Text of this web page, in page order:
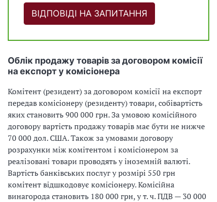
ВІДПОВІДІ НА ЗАПИТАННЯ
Облік продажу товарів за договором комісії
на експорт у комісіонера
Комітент (резидент) за договором комісії на експорт
передав комісіонеру (резиденту) товари, собівартість
яких становить 900 000 грн. За умовою комісійного
договору вартість продажу товарів має бути не нижче
70 000 дол. США. Також за умовами договору
розрахунки між комітентом і комісіонером за
реалізовані товари проводять у іноземній валюті.
Вартість банківських послуг у розмірі 550 грн
комітент відшкодовує комісіонеру. Комісійна
винагорода становить 180 000 грн, у т. ч. ПДВ — 30 000